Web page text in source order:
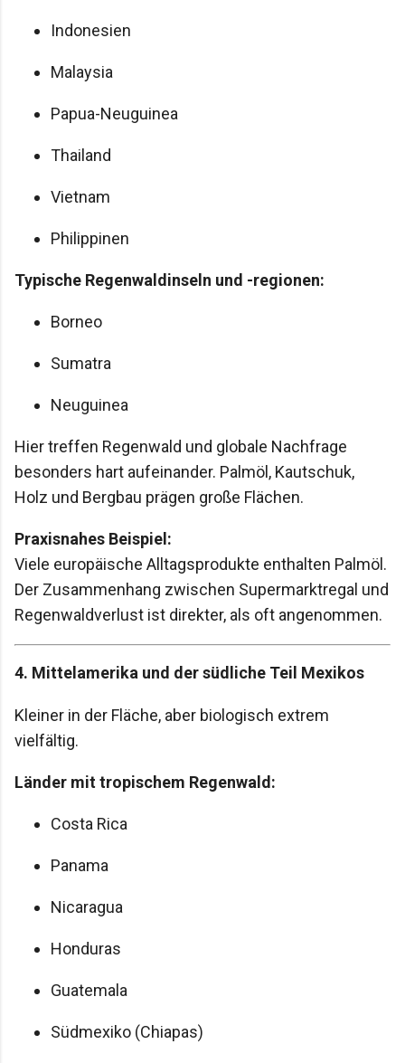
Indonesien
Malaysia
Papua-Neuguinea
Thailand
Vietnam
Philippinen
Typische Regenwaldinseln und -regionen:
Borneo
Sumatra
Neuguinea
Hier treffen Regenwald und globale Nachfrage
besonders hart aufeinander. Palmöl, Kautschuk,
Holz und Bergbau prägen große Flächen.
Praxisnahes Beispiel:
Viele europäische Alltagsprodukte enthalten Palmöl.
Der Zusammenhang zwischen Supermarktregal und
Regenwaldverlust ist direkter, als oft angenommen.
4. Mittelamerika und der südliche Teil Mexikos
Kleiner in der Fläche, aber biologisch extrem
vielfältig.
Länder mit tropischem Regenwald:
Costa Rica
Panama
Nicaragua
Honduras
Guatemala
Südmexiko (Chiapas)